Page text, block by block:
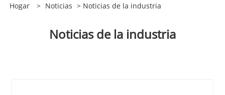
Hogar > Noticias > Noticias de la industria
Noticias de la industria